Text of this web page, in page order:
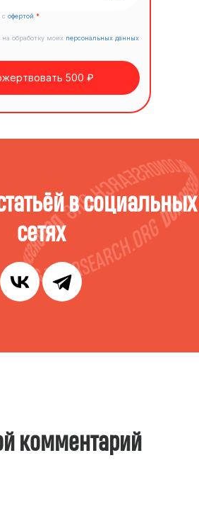
с офертой *
обработку моих персональных данных
500 ₽
в социальных
сетях
комментарий